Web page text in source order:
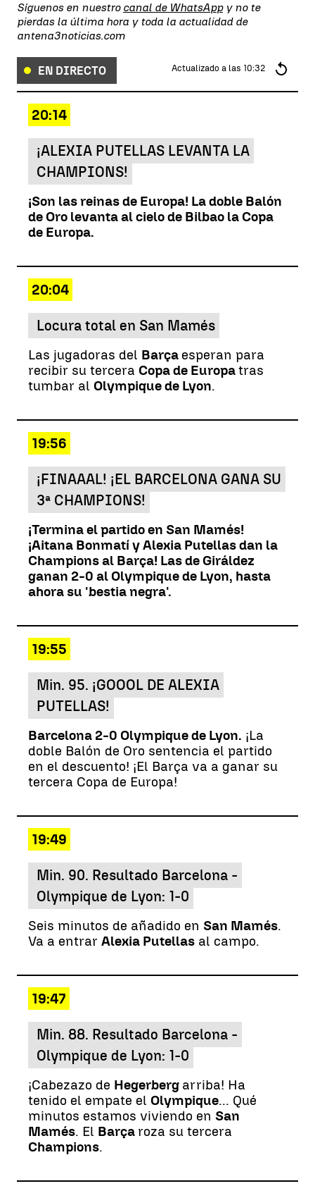
Síguenos en nuestro canal de WhatsAppy no te
pierdas la última hora y toda la actualidad de
antena3noticias.com
EN DIRECTO Actualizado a las 10:32
20:14
¡ALEXIA PUTELLAS LEVANTA LA
CHAMPIONS!
¡Son las reinas de Europa! La doble Balón
de Oro levanta al cielo de Bilbao la Copa
de Europa.
20:04
Locura total en San Mamés
Las jugadoras del Barça esperan para
recibir su tercera Copa de Europatras
tumbar al Olympique de Lyon.
19:56
¡FINAAAL! ¡EL BARCELONA GANA SU
3ª CHAMPIONS!
¡Termina el partido en San Mamés!
¡Aitana Bonmatí y Alexia Putellas dan la
Champions al Barça! Las de Giráldez
ganan 2-0 al Olympique de Lyon, hasta
ahora su 'bestia negra'.
19:55
Min. 95. ¡GOOOL DE ALEXIA
PUTELLAS!
Barcelona 2-0 Olympique de Lyon. ¡La
doble Balón de Oro sentencia el partido
en el descuento! ¡El Barça va a ganar su
tercera Copa de Europa!
19:49
Min. 90. Resultado Barcelona -
Olympique de Lyon: 1-0
Seis minutos de añadido en San Mamés.
Va a entrar Alexia Putellas al campo.
19:47
Min. 88. Resultado Barcelona -
Olympique de Lyon: 1-0
¡Cabezazo de Hegerberg arriba! Ha
tenido el empate el Olympique... Qué
minutos estamos viviendo en San
Mamés. El Barça roza su tercera
Champions.